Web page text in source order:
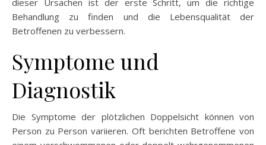
Behandlung zu finden und die Lebensqualität der
Betroffenen zu verbessern.
Symptome und
Diagnostik
Die Symptome der plötzlichen Doppelsicht können von
Person zu Person variieren. Oft berichten Betroffene von